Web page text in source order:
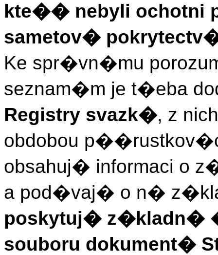
kte�� nebyli ochotni
sametov�
Ke spr�vn�mu
seznam�m je t�eba
Registry svazk�, z
obdobou
obsahuj� informaci o
a pod�vaj� o n�
poskytuj� z�kladn�
souboru dokument�